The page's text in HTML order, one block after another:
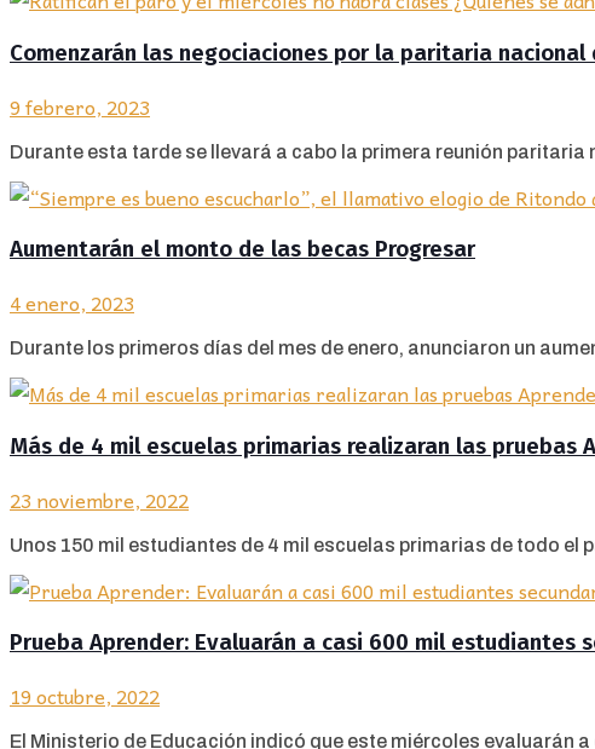
Comenzarán las negociaciones por la paritaria nacional
9 febrero, 2023
Durante esta tarde se llevará a cabo la primera reunión
Aumentarán el monto de las becas Progresar
4 enero, 2023
Durante los primeros días del mes de enero, anunciaron un
Más de 4 mil escuelas primarias realizaran las pruebas
23 noviembre, 2022
Unos 150 mil estudiantes de 4 mil escuelas primarias de todo el
Prueba Aprender: Evaluarán a casi 600 mil estudiantes
19 octubre, 2022
El Ministerio de Educación indicó que este miércoles evaluarán